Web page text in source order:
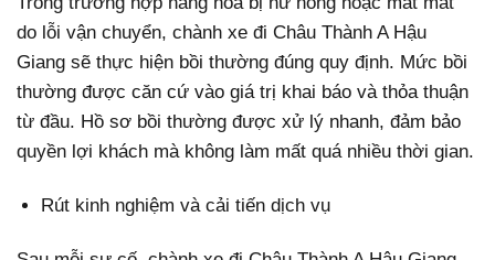
do lỗi vận chuyển, chành xe đi Châu Thành A Hậu
Giang sẽ thực hiện bồi thường đúng quy định. Mức bồi
thường được căn cứ vào giá trị khai báo và thỏa thuận
từ đầu. Hồ sơ bồi thường được xử lý nhanh, đảm bảo
quyền lợi khách mà không làm mất quá nhiều thời gian.
Rút kinh nghiệm và cải tiến dịch vụ